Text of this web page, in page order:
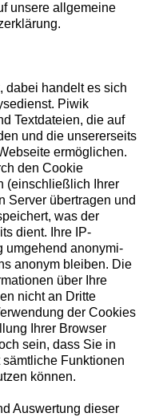
unsere allgemeine
dabei handelt es sich
Piwik
Textdateien, die auf
und die unsererseits
ermöglichen.
den Cookie
(einschließlich Ihrer
Server übertragen und
was der
dient. Ihre IP-
umge­hend anony­mi­
anonym bleiben. Die
über Ihre
nicht an Dritte
der Cookies
Ihrer Browser
sein, dass Sie in
Funktionen
können.
Aus­wer­tung die­ser